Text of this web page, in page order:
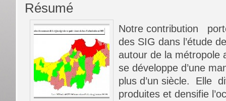
Résumé
Notre contribution
des SIG dans l’étude
autour de la métropole
se développe d’une
plus d’un siècle. Elle
produites et densifie